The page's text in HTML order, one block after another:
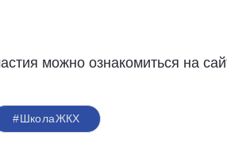
можно ознакомиться на
#ШколаЖКХ